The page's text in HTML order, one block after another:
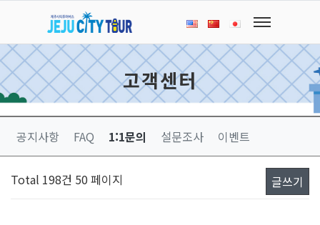
고객센터
공지사항 FAQ 1:1문의 설문조사 이벤트
Total 198건 50 페이지 글쓰기